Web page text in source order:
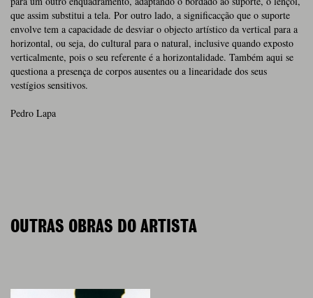
que assim substitui a tela. Por outro lado, a significacção que o suporte
envolve tem a capacidade de desviar o objecto artístico da vertical para a
horizontal, ou seja, do cultural para o natural, inclusive quando exposto
verticalmente, pois o seu referente é a horizontalidade. Também aqui se
questiona a presença de corpos ausentes ou a linearidade dos seus
vestígios sensitivos.
Pedro Lapa
OUTRAS OBRAS DO ARTISTA